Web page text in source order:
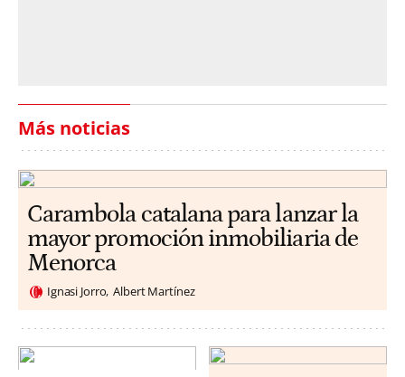
Más noticias
Carambola catalana para lanzar la
mayor promoción inmobiliaria de
Menorca
Ignasi Jorro Albert Martínez